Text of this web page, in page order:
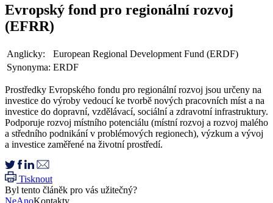
Evropský fond pro regionální rozvoj
(EFRR)
Anglicky:
European Regional Development Fund (ERDF)
Synonyma: ERDF
Prostředky Evropského fondu pro regionální rozvoj jsou určeny na
investice do výroby vedoucí ke tvorbě nových pracovních míst a na
investice do dopravní, vzdělávací, sociální a zdravotní infrastruktury.
Podporuje rozvoj místního potenciálu (místní rozvoj a rozvoj malého
a středního podnikání v problémových regionech), výzkum a vývoj
a investice zaměřené na životní prostředí.
Tisknout
Byl tento článěk pro vás užitečný?
NeAnoKontakty